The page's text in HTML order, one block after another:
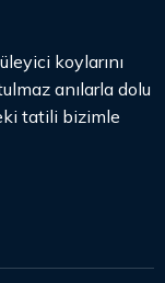
koylarını
anılarla dolu
tatili bizimle